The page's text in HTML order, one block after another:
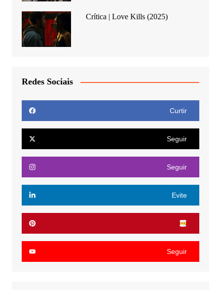
Crítica | Love Kills (2025)
Redes Sociais
Curtir
Seguir
Seguir
Evite
Seguir